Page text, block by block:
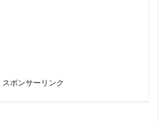
スポンサーリンク